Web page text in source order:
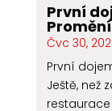
První
Čvc 30,
První
Ještě, než
restaurace